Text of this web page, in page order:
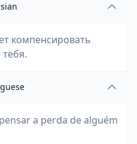
компенсировать
a perda de alguém